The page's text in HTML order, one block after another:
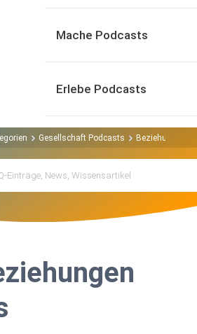
Mache Podcasts
Erlebe Podcasts
Gesellschaft Podcasts Beziehungen